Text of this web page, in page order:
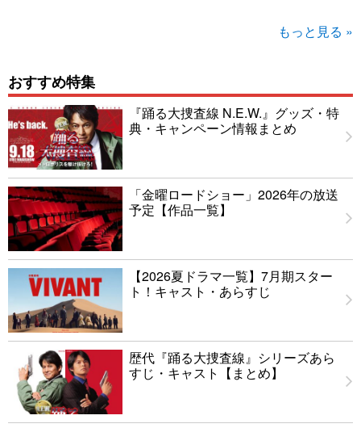
もっと見る »
おすすめ特集
『踊る大捜査線 N.E.W.』グッズ・特
典・キャンペーン情報まとめ
「金曜ロードショー」2026年の放送
予定【作品一覧】
【2026夏ドラマ一覧】7月期スター
ト！キャスト・あらすじ
歴代『踊る大捜査線』シリーズあら
すじ・キャスト【まとめ】